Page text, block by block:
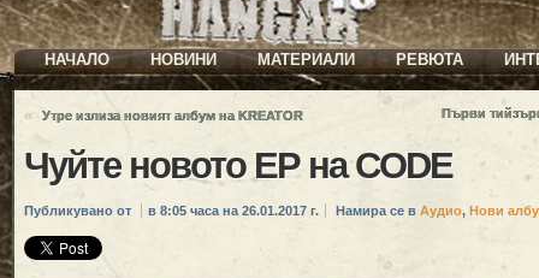
НАЧАЛО НОВИНИ МАТЕРИАЛИ РЕВЮТА
« Утре излиза новият албум на KREATOR Първи
Чуйте новото ЕР на CODE
Публикувано от в 8:05 часа на 26.01.2017 г. Намира се в Аудио, Нови